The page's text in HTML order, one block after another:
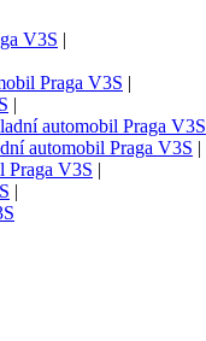
V3S |
Praga V3S |
|
automobil Praga V3S
automobil Praga V3S |
Praga V3S |
|